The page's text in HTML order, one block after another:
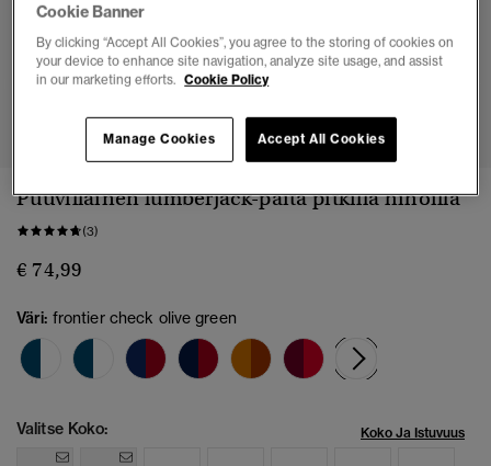
Puuvillainen lumberjack-paita pitkillä hihoilla
(3)
€ 74,99
Väri: frontier check olive green
Valitse Koko: Koko Ja Istuvuus
Cookie Banner
By clicking “Accept All Cookies”, you agree to the storing of cookies on
your device to enhance site navigation, analyze site usage, and assist
in our marketing efforts. Cookie Policy
Accept All Cookies
Manage Cookies